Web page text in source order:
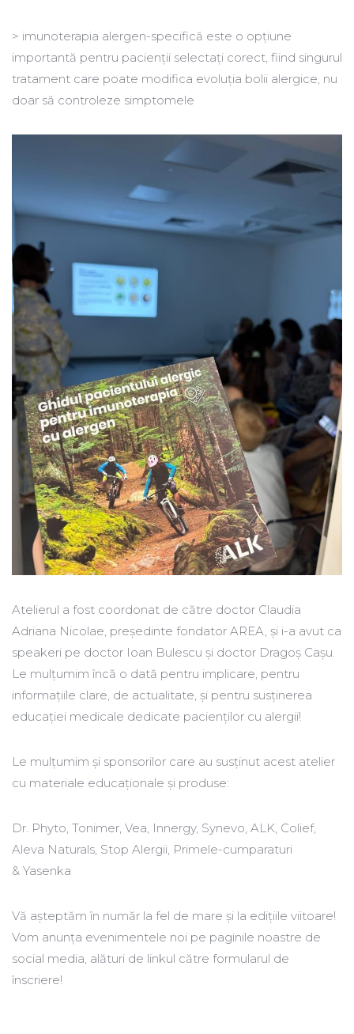
> imunoterapia alergen-specifică este o opțiune
importantă pentru pacienții selectați corect, fiind singurul
tratament care poate modifica evoluția bolii alergice, nu
doar să controleze simptomele
Atelierul a fost coordonat de către doctor Claudia
Adriana Nicolae, președinte fondator AREA, și i-a avut ca
speakeri pe doctor Ioan Bulescu și doctor Dragoș Cașu.
Le mulțumim încă o dată pentru implicare, pentru
informațiile clare, de actualitate, și pentru susținerea
educației medicale dedicate pacienților cu alergii!
Le mulțumim și sponsorilor care au susținut acest atelier
cu materiale educaționale și produse:
Dr. Phyto, Tonimer, Vea, Innergy, Synevo, ALK, Colief,
Aleva Naturals, Stop Alergii, Primele-cumparaturi
& Yasenka
Vă așteptăm în număr la fel de mare și la edițiile viitoare!
Vom anunța evenimentele noi pe paginile noastre de
social media, alături de linkul către formularul de
înscriere!